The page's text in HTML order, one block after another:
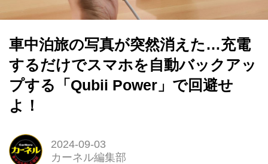
車中泊旅の写真が突然消えた…充電
するだけでスマホを自動バックアッ
プする「Qubii Power」で回避せ
よ！
2024-09-03
カーネル編集部